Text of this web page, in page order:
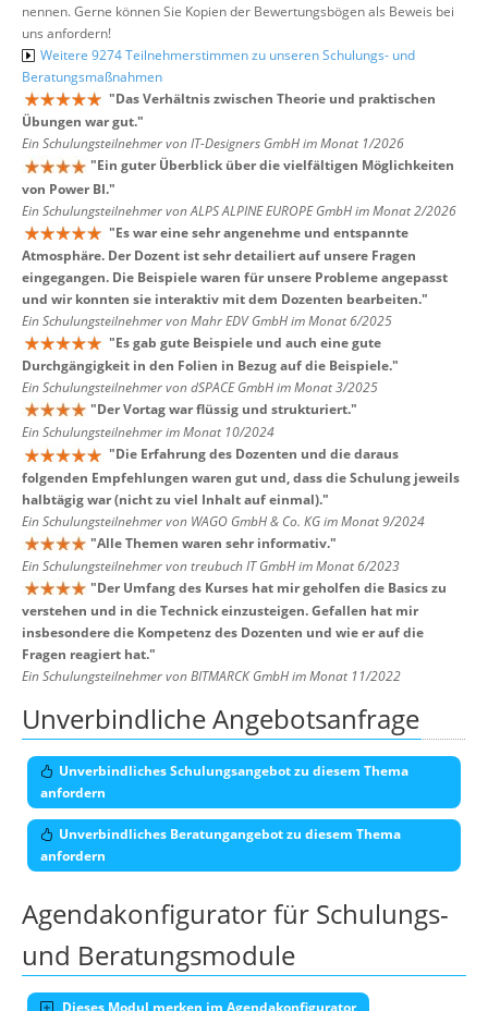
nennen. Gerne können Sie Kopien der Bewertungsbögen als Beweis bei
uns anfordern!
Weitere 9274 Teilnehmerstimmen zu unseren Schulungs- und
Beratungsmaßnahmen
"Das Verhältnis zwischen Theorie und praktischen
Übungen war gut."
Ein Schulungsteilnehmer von IT-Designers GmbH im Monat 1/2026
"Ein guter Überblick über die vielfältigen Möglichkeiten
von Power BI."
Ein Schulungsteilnehmer von ALPS ALPINE EUROPE GmbH im Monat 2/2026
"Es war eine sehr angenehme und entspannte
Atmosphäre. Der Dozent ist sehr detailiert auf unsere Fragen
eingegangen. Die Beispiele waren für unsere Probleme angepasst
und wir konnten sie interaktiv mit dem Dozenten bearbeiten."
Ein Schulungsteilnehmer von Mahr EDV GmbH im Monat 6/2025
"Es gab gute Beispiele und auch eine gute
Durchgängigkeit in den Folien in Bezug auf die Beispiele."
Ein Schulungsteilnehmer von dSPACE GmbH im Monat 3/2025
"Der Vortag war flüssig und strukturiert."
Ein Schulungsteilnehmer im Monat 10/2024
"Die Erfahrung des Dozenten und die daraus
folgenden Empfehlungen waren gut und, dass die Schulung jeweils
halbtägig war (nicht zu viel Inhalt auf einmal)."
Ein Schulungsteilnehmer von WAGO GmbH & Co. KG im Monat 9/2024
"Alle Themen waren sehr informativ."
Ein Schulungsteilnehmer von treubuch IT GmbH im Monat 6/2023
"Der Umfang des Kurses hat mir geholfen die Basics zu
verstehen und in die Technick einzusteigen. Gefallen hat mir
insbesondere die Kompetenz des Dozenten und wie er auf die
Fragen reagiert hat."
Ein Schulungsteilnehmer von BITMARCK GmbH im Monat 11/2022
Unverbindliche Angebotsanfrage
Unverbindliches Schulungsangebot zu diesem Thema
anfordern
Unverbindliches Beratungangebot zu diesem Thema
anfordern
Agendakonfigurator für Schulungs-
und Beratungsmodule